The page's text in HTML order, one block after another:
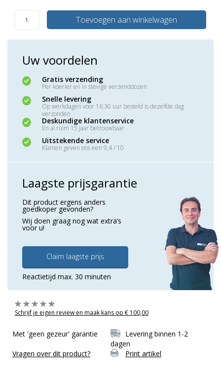
Toevoegen aan winkelwagen
Uw voordelen
Gratis verzending
Per koerier en in stevige verzenddozen
Snelle levering
Op werkdagen voor 16:30 uur besteld is dezelfde dag
verzonden
Deskundige klantenservice
En al ruim 15 jaar betrouwbaar
Uitstekende service
Klanten geven ons een 9,4 / 10
Laagste prijsgarantie
Dit product ergens anders
goedkoper gevonden?
Wij doen graag nog wat extra’s
voor u!
Claim laagste prijs
Reactietijd max. 30 minuten
Schrijf je eigen review en maak kans op € 100,00
Met 'geen gezeur' garantie
Levering binnen 1-2
dagen
Vragen over dit product?
Print artikel